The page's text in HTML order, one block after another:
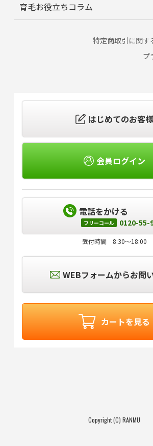
育毛お役立ちコラム
特定商取引に関す
プ
はじめてのお客様
WEBフォームからお問
電話をかける
フリーコール 0120-55-
受付時間 8:30～18:00
会員ログイン
カートを見る
Copyright (C) RANMU